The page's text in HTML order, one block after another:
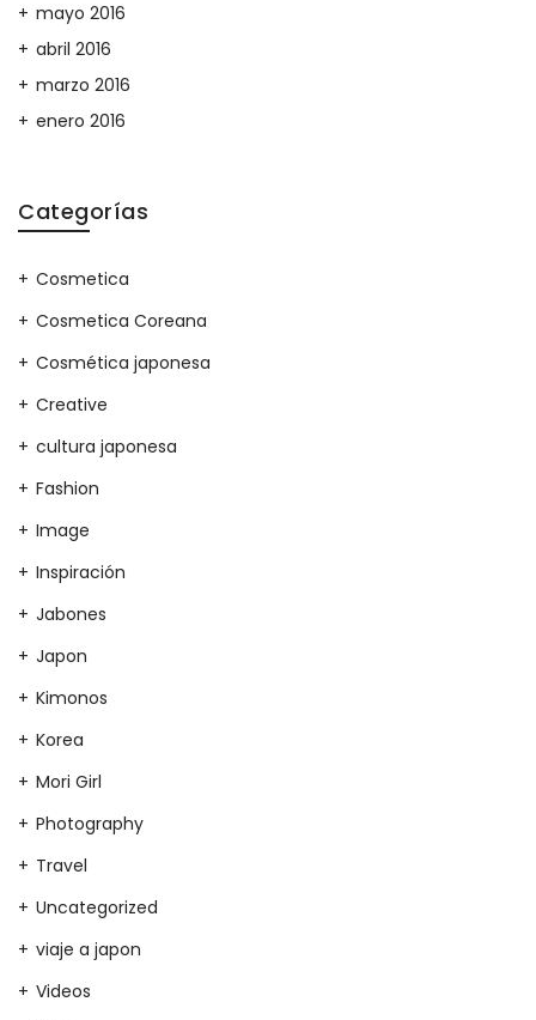
mayo 2016
abril 2016
marzo 2016
enero 2016
Categorías
Cosmetica
Cosmetica Coreana
Cosmética japonesa
Creative
cultura japonesa
Fashion
Image
Inspiración
Jabones
Japon
Kimonos
Korea
Mori Girl
Photography
Travel
Uncategorized
viaje a japon
Videos